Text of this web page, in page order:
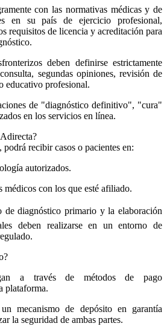
con las normativas médicas y de
en su país de ejercicio profesional,
requisitos de licencia y acreditación para
deben definirse estrictamente
segundas opiniones, revisión de
educativo profesional.
de "diagnóstico definitivo", "cura"
en los servicios en línea.
recibir casos o pacientes en:
autorizados.
médicos con los que esté afiliado.
diagnóstico primario y la elaboración
deben realizarse en un entorno de
a través de métodos de pago
plataforma.
mecanismo de depósito en garantía
la seguridad de ambas partes.